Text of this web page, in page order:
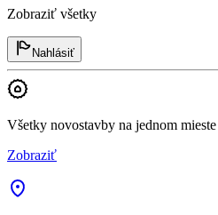
Zobraziť všetky
Nahlásiť
Všetky novostavby na jednom mieste
Zobraziť